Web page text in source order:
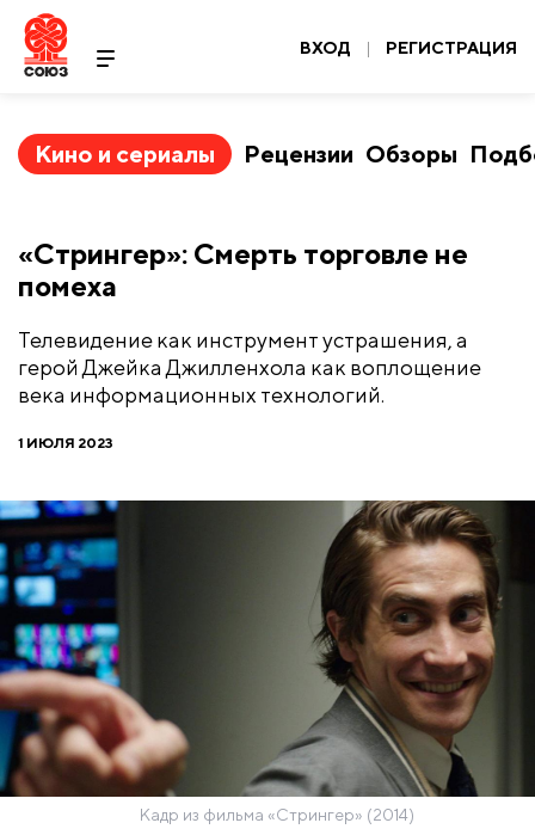
ВХОД | РЕГИСТРАЦИЯ
Кино и сериалы Рецензии Обзоры
​«Стрингер»: Смерть торговле не
помеха
Телевидение как инструмент устрашения, а
герой Джейка Джилленхола как воплощение
века информационных технологий.
1 ИЮЛЯ 2023
Кадр из фильма «Стрингер» (2014)